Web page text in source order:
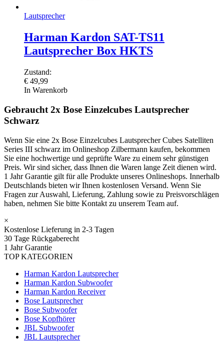
Lautsprecher
Harman Kardon SAT-TS11
Lautsprecher Box HKTS
Zustand:
€ 49,99
In Warenkorb
Gebraucht 2x Bose Einzelcubes Lautsprecher
Schwarz
Wenn Sie eine 2x Bose Einzelcubes Lautsprecher Cubes Satelliten
Series III schwarz im Onlineshop Zilbermann kaufen, bekommen
Sie eine hochwertige und geprüfte Ware zu einem sehr günstigen
Preis. Wir sind sicher, dass Ihnen die Waren lange Zeit dienen wird.
1 Jahr Garantie gilt für alle Produkte unseres Onlineshops. Innerhalb
Deutschlands bieten wir Ihnen kostenlosen Versand. Wenn Sie
Fragen zur Auswahl, Lieferung, Zahlung sowie zu Preisvorschlägen
haben, nehmen Sie bitte Kontakt zu unserem Team auf.
×
Kostenlose Lieferung in 2-3 Tagen
30 Tage Rückgaberecht
1 Jahr Garantie
TOP KATEGORIEN
Harman Kardon Lautsprecher
Harman Kardon Subwoofer
Harman Kardon Receiver
Bose Lautsprecher
Bose Subwoofer
Bose Kopfhörer
JBL Subwoofer
JBL Lautsprecher